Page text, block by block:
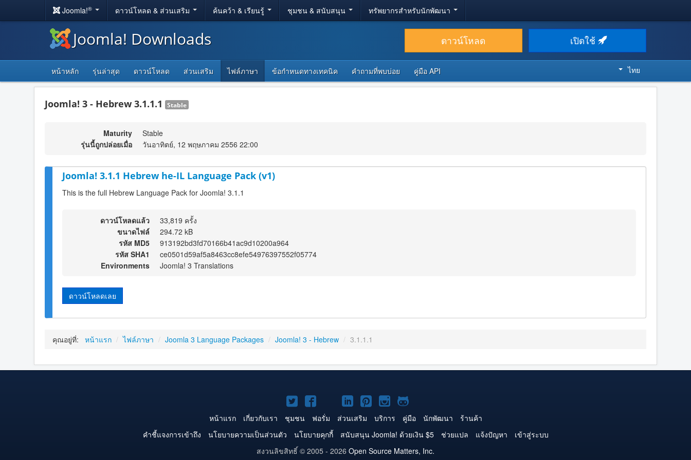
Joomla!® ดาวน์โหลด & ส่วนเสริม ค้นคว้า & เรียนรู้ ชุมชน & สนับสนุน ทรัพยากรสำหรับนักพัฒนา
Joomla! Downloads ดาวน์โหลด เปิดใช้
หน้าหลัก รุ่นล่าสุด ดาวน์โหลด ส่วนเสริม ไฟล์ภาษา ข้อกำหนดทางเทคนิค คำถามที่พบบ่อย คู่มือ API ไทย
Joomla! 3 - Hebrew 3.1.1.1 Stable
Maturity
Stable
รุ่นนี้ถูกปล่อยเมื่อ
วันอาทิตย์, 12 พฤษภาคม 2556 22:00
Joomla! 3.1.1 Hebrew he-IL Language Pack (v1)
This is the full Hebrew Language Pack for Joomla! 3.1.1
ดาวน์โหลดแล้ว
33,819 ครั้ง
ขนาดไฟล์
294.72 kB
รหัส MD5
913192bd3fd70166b41ac9d10200a964
รหัส SHA1
ce0501d59af5a8463cc8efe54976397552f05774
Environments
Joomla! 3 Translations
ดาวน์โหลดเลย
คุณอยู่ที่: หน้าแรก / ไฟล์ภาษา / Joomla 3 Language Packages / Joomla! 3 - Hebrew / 3.1.1.1
Joomla!
บน
Twitter
Joomla!
บน
Facebook
Joomla!
บน
YouTube
Joomla!
บน
LinkedIn
Joomla!
บน
Pinterest
Joomla!
บน
Instagram
Joomla!
บน
GitHub
หน้าแรก เกี่ยวกับเรา ชุมชน ฟอรั่ม ส่วนเสริม บริการ คู่มือ นักพัฒนา
ร้านค้า
คำชี้แจงการเข้าถึง
นโยบายความเป็นส่วนตัว นโยบายคุกกี้ สนับสนุน Joomla! ด้วยเงิน $5 ช่วยแปล แจ้งปัญหา
เข้าสู่ระบบ
สงวนลิขสิทธิ์ © 2005 - 2026 Open Source Matters, Inc.